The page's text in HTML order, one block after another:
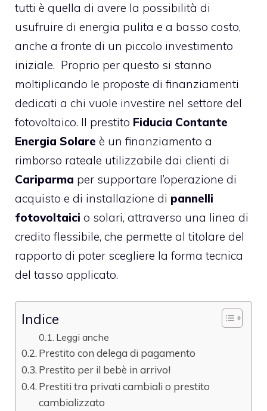
tutti è quella di avere la possibilità di
usufruire di energia pulita e a basso costo,
anche a fronte di un piccolo investimento
iniziale. Proprio per questo si stanno
moltiplicando le proposte di finanziamenti
dedicati a chi vuole investire nel settore del
fotovoltaico. Il prestito Fiducia Contante
Energia Solare è un finanziamento a
rimborso rateale utilizzabile dai clienti di
Cariparma per supportare l’operazione di
acquisto e di installazione di pannelli
fotovoltaici o solari, attraverso una linea di
credito flessibile, che permette al titolare del
rapporto di poter scegliere la forma tecnica
del tasso applicato.
Indice
Leggi anche
Prestito con delega di pagamento
Prestito per il bebè in arrivo!
Prestiti tra privati cambiali o prestito
cambializzato